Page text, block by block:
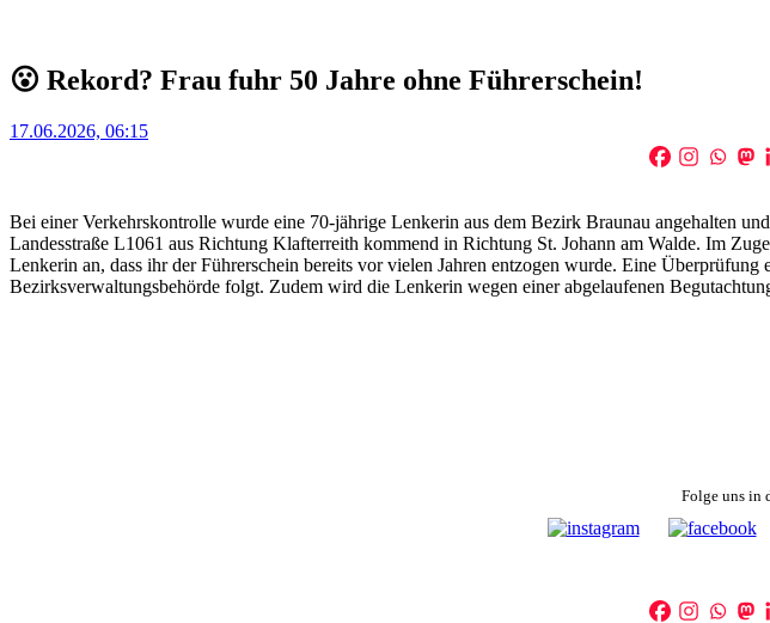
😮 Rekord? Frau fuhr 50 Jahre ohne Führerschein!
Posted
17.06.2026, 06:15
Bei einer Verkehrskontrolle wurde eine 70-jährige Lenkerin aus dem Bezirk Braunau angehalten
Landesstraße L1061 aus Richtung Klafterreith kommend in Richtung St. Johann am Walde. Im
Lenkerin an, dass ihr der Führerschein bereits vor vielen Jahren entzogen wurde. Eine
Bezirksverwaltungsbehörde folgt. Zudem wird die Lenkerin wegen einer abgelaufenen
Folge uns in